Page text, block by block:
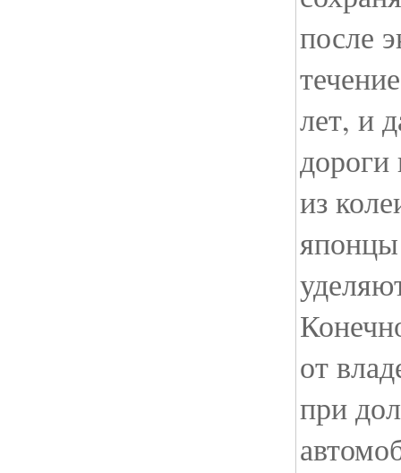
после
лет, и
из
от
при